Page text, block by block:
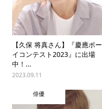
【久保 将真さん】『慶應ボー
イコンテスト2023』に出場
中！...
2023.09.11
俳優